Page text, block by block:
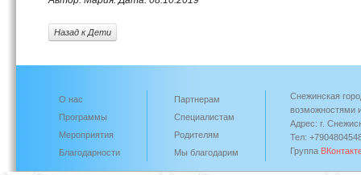
Назад к Дети
О нас
Программы
Мероприятия
Благодарности
Партнерам
Специалистам
Родителям
Мы благодарим
Снежинская
возможностями
Адрес: г.
Тел:
Группа